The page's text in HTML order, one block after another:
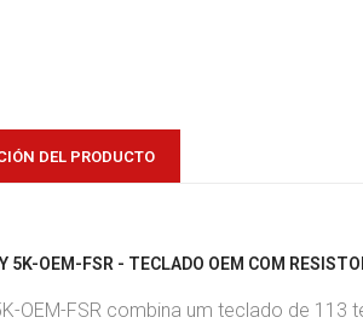
DEL PRODUCTO
5K-OEM-FSR - TECLADO OEM COM
OEM-FSR combina um teclado de